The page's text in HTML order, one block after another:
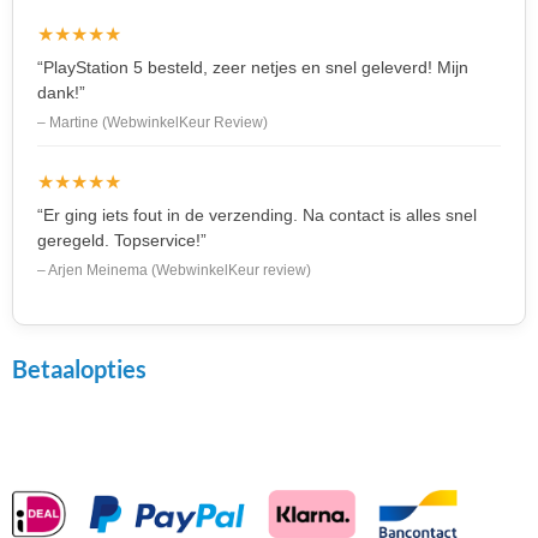
★★★★★
“PlayStation 5 besteld, zeer netjes en snel geleverd! Mijn
dank!”
– Martine (WebwinkelKeur Review)
★★★★★
“Er ging iets fout in de verzending. Na contact is alles snel
geregeld. Topservice!”
– Arjen Meinema (WebwinkelKeur review)
Betaalopties